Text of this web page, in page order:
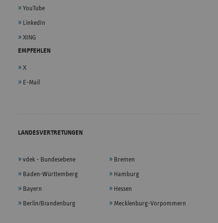
YouTube
LinkedIn
XING
EMPFEHLEN
X
E-Mail
LANDESVERTRETUNGEN
vdek - Bundesebene
Baden-Württemberg
Bayern
Berlin/Brandenburg
Bremen
Hamburg
Hessen
Mecklenburg-Vorpommern